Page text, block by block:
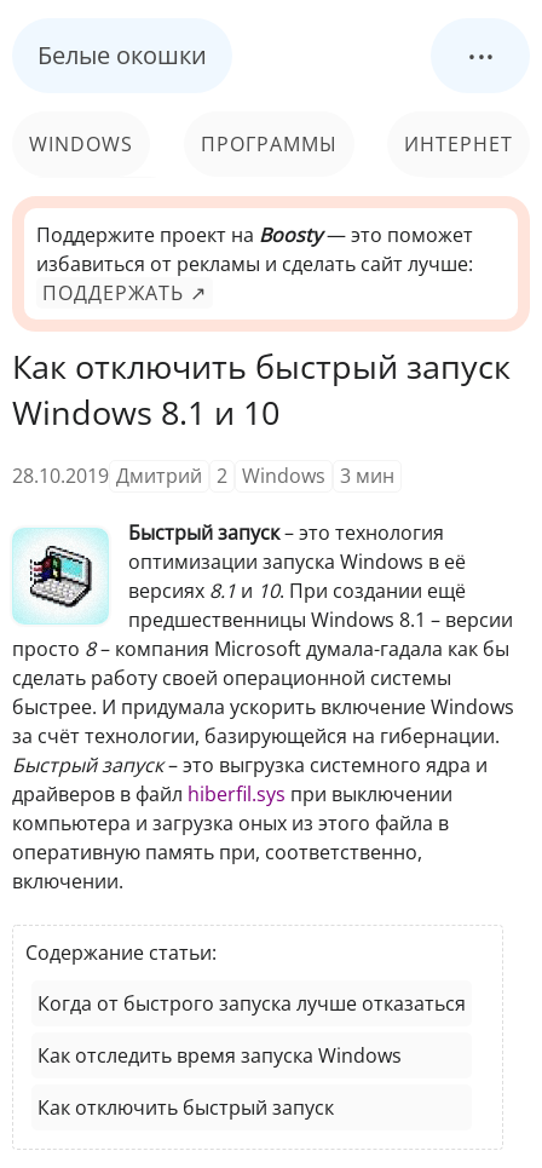
Белые окошки ...
WINDOWS ПРОГРАММЫ ИНТЕРНЕТ
КОМПЬЮТЕР
СИСТЕМА
Поддержите проект на Boosty— это поможет
избавиться от рекламы и сделать сайт лучше:
ПОДДЕРЖАТЬ ↗
Как отключить быстрый запуск
Windows 8.1 и 10
28.10.2019 Дмитрий 2 Windows 3 мин
Быстрый запуск– это технология
оптимизации запуска Windows в её
версиях 8.1 и 10. При создании ещё
предшественницы Windows 8.1 – версии
просто 8– компания Microsoft думала-гадала как бы
сделать работу своей операционной системы
быстрее. И придумала ускорить включение Windows
за счёт технологии, базирующейся на гибернации.
Быстрый запуск– это выгрузка системного ядра и
драйверов в файл hiberfil.sys при выключении
компьютера и загрузка оных из этого файла в
оперативную память при, соответственно,
включении.
Содержание статьи:
Когда от быстрого запуска лучше отказаться
Как отследить время запуска Windows
Как отключить быстрый запуск